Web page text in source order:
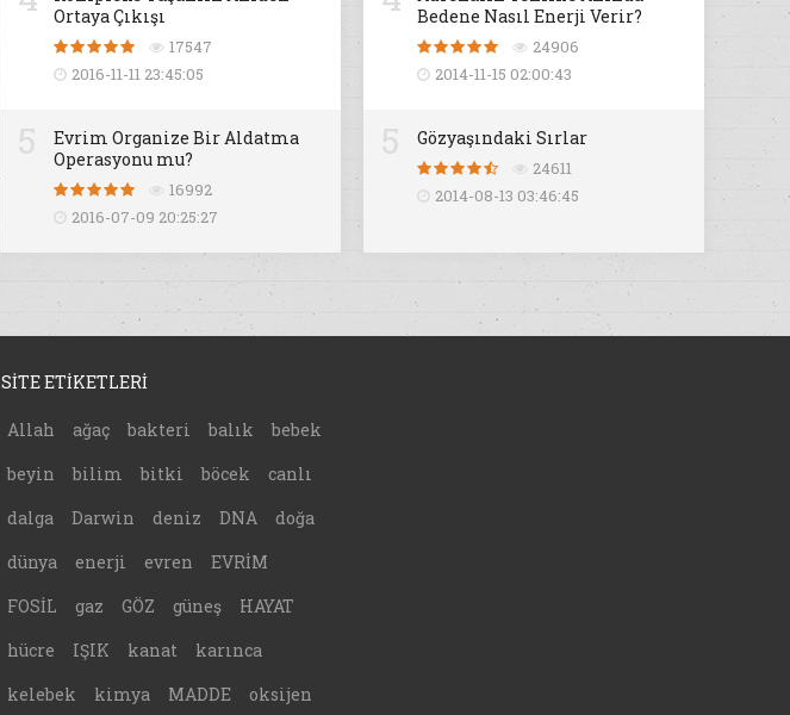
Ortaya Çıkışı
17547
2016-11-11 23:45:05
Evrim Organize Bir Aldatma
Operasyonu mu?
16992
2016-07-09 20:25:27
Bedene Nasıl Enerji Verir?
24906
2014-11-15 02:00:43
Gözyaşındaki Sırlar
24611
2014-08-13 03:46:45
SİTE ETİKETLERİ
Allah ağaç bakteri balık
bebek
beyin
bilim bitki böcek
canlı
dalga
Darwin deniz DNA
doğa
dünya
enerji evren
EVRİM
FOSİL
gaz GÖZ güneş
HAYAT
hücre
IŞIK kanat
karınca
kelebek
kimya MADDE oksijen